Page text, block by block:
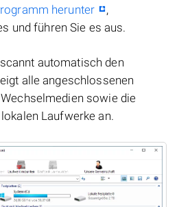
herunter
,
und führen Sie es aus.
automatisch den
alle angeschlossenen
sowie die
Laufwerke an.